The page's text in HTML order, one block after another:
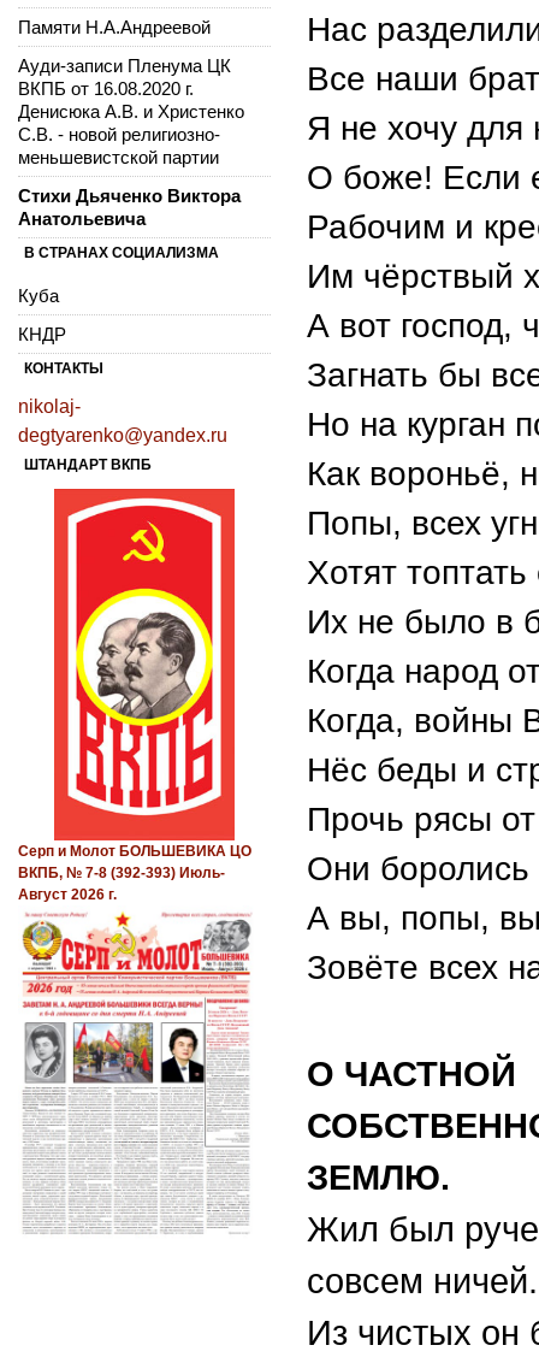
Нас
Все наши
Я не хочу для
О боже! Если
Рабочим и
Им чёрствый
А вот господ,
Загнать бы
Но на курган
Как вороньё,
Попы, всех
Хотят
Их не было в
Когда народ
Когда, войны
Нёс беды и
Прочь рясы
Они боролись
А вы, попы, вы
Зовёте всех
О ЧАСТНОЙ
ЗЕМЛЮ.
Жил был
совсем ничей.
Из чистых он
Памяти Н.А.Андреевой
Ауди-записи Пленума ЦК
ВКПБ от 16.08.2020 г.
Денисюка А.В. и Христенко
С.В. - новой религиозно-
меньшевистской партии
Стихи Дьяченко Виктора
Анатольевича
В СТРАНАХ СОЦИАЛИЗМА
Куба
КНДР
КОНТАКТЫ
nikolaj-
degtyarenko@yandex.ru
ШТАНДАРТ ВКПБ
Серп и Молот БОЛЬШЕВИКА ЦО
ВКПБ, № 7-8 (392-393) Июль-
Август 2026 г.